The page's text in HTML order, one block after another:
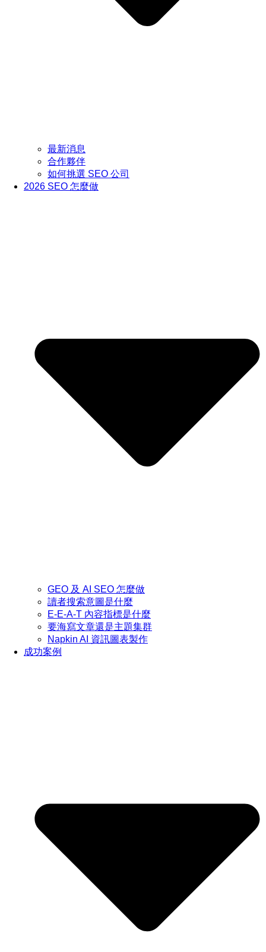
最新消息
合作夥伴
如何挑選 SEO 公司
2026 SEO 怎麼做
GEO 及 AI SEO 怎麼做
讀者搜索意圖是什麼
E-E-A-T 內容指標是什麼
要海寫文章還是主題集群
Napkin AI 資訊圖表製作
成功案例